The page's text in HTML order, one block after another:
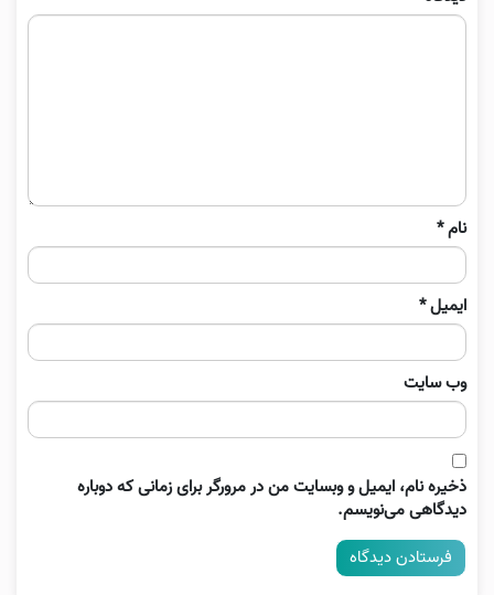
نام*
ایمیل*
وب‌ سایت
ذخیره نام، ایمیل و وبسایت من در مرورگر برای زمانی که دوباره
دیدگاهی می‌نویسم.